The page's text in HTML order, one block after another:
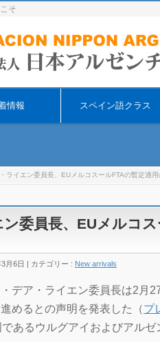
そ
情報 スペイン語クラス
ライエン委員長、EUメルコスールFTAの暫定適
委員長、EUメルコ
月6日 カテゴリー : New arrivals
デア・ライエン委員長は2月
めるとの声明を発表した（プ
あるウルグアイおよびアル